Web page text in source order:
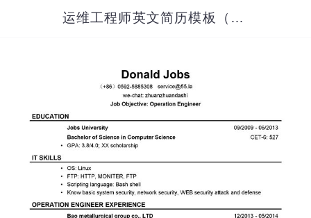
运维工程师英文简历模板（应届生初级岗位）